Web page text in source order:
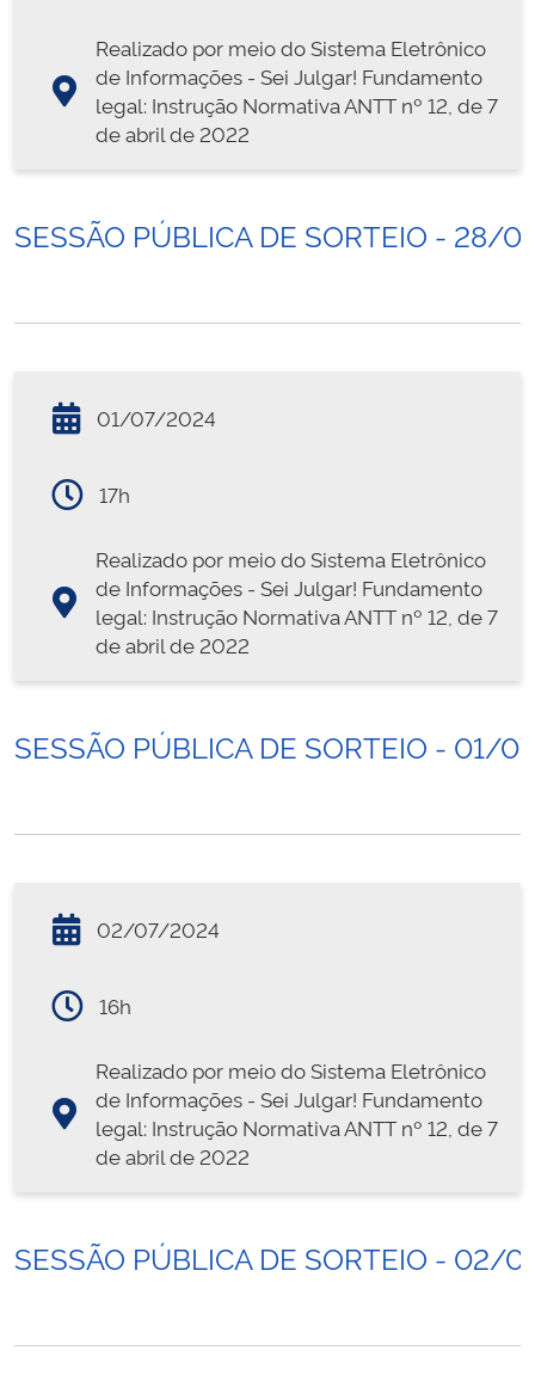
Realizado por meio do Sistema Eletrônico
de Informações - Sei Julgar! Fundamento
legal: Instrução Normativa ANTT nº 12, de 7
de abril de 2022
SESSÃO PÚBLICA DE SORTEIO - 28/
01/07/2024
17h
Realizado por meio do Sistema Eletrônico
de Informações - Sei Julgar! Fundamento
legal: Instrução Normativa ANTT nº 12, de 7
de abril de 2022
SESSÃO PÚBLICA DE SORTEIO - 01/
02/07/2024
16h
Realizado por meio do Sistema Eletrônico
de Informações - Sei Julgar! Fundamento
legal: Instrução Normativa ANTT nº 12, de 7
de abril de 2022
SESSÃO PÚBLICA DE SORTEIO - 02/